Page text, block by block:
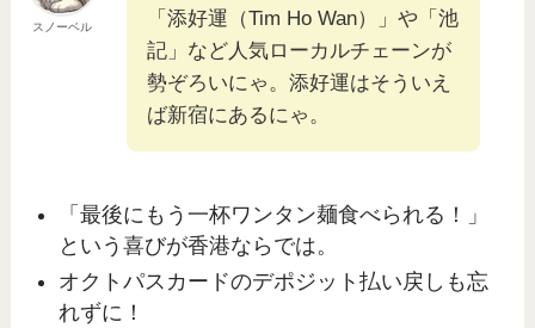
スノーベル
「添好運（Tim Ho Wan）」や「池
記」など人気ローカルチェーンが
勢ぞろいにゃ。添好運はそういえ
ば新宿にあるにゃ。
「最後にもう一杯ワンタン麺食べられる！」
という喜びが香港ならでは。
オクトパスカードのデポジット払い戻しも忘
れずに！